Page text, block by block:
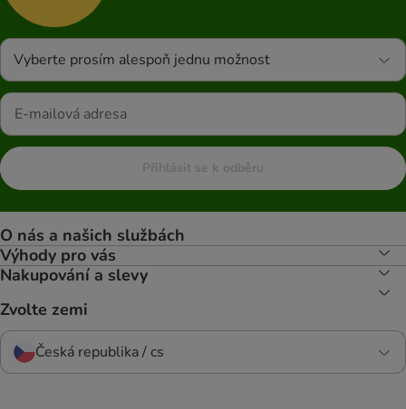
Vyberte prosím alespoň jednu možnost
Přihlásit se k odběru
O nás a našich službách
Výhody pro vás
Nakupování a slevy
Zvolte zemi
Česká republika / cs